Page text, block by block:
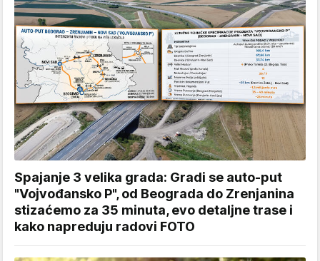
Spajanje 3 velika grada: Gradi se auto-put
"Vojvođansko P", od Beograda do Zrenjanina
stizaćemo za 35 minuta, evo detaljne trase i
kako napreduju radovi FOTO